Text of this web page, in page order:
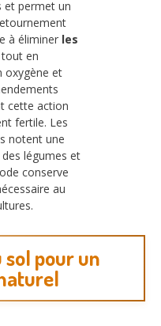
et permet un
à éliminer les
tout en
oxygène et
cette action
fertile. Les
notent une
légumes et
conserve
au
pour un